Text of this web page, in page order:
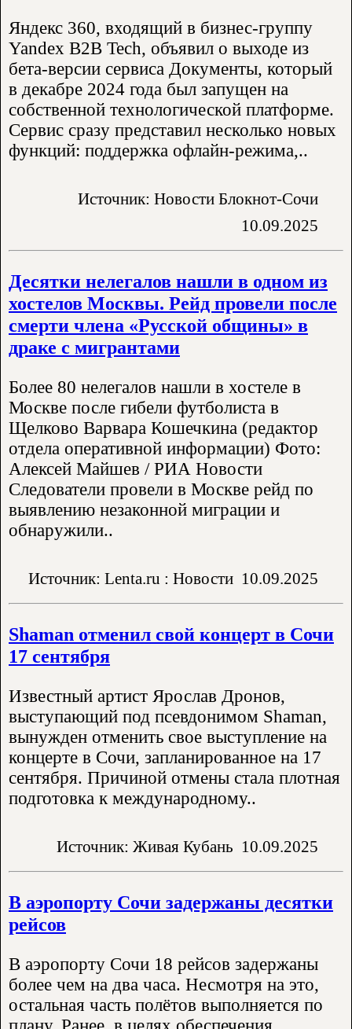
Яндекс 360, входящий в бизнес-группу
Yandex B2B Tech, объявил о выходе из
бета-версии сервиса Документы, который
в декабре 2024 года был запущен на
собственной технологической платформе.
Сервис сразу представил несколько новых
функций: поддержка офлайн-режима,..
Источник: Новости Блокнот-Сочи
10.09.2025
Десятки нелегалов нашли в одном из
хостелов Москвы. Рейд провели после
смерти члена «Русской общины» в
драке с мигрантами
Более 80 нелегалов нашли в хостеле в
Москве после гибели футболиста в
Щелково Варвара Кошечкина (редактор
отдела оперативной информации) Фото:
Алексей Майшев / РИА Новости
Следователи провели в Москве рейд по
выявлению незаконной миграции и
обнаружили..
Источник: Lenta.ru : Новости 10.09.2025
Shaman отменил свой концерт в Сочи
17 сентября
Известный артист Ярослав Дронов,
выступающий под псевдонимом Shaman,
вынужден отменить свое выступление на
концерте в Сочи, запланированное на 17
сентября. Причиной отмены стала плотная
подготовка к международному..
Источник: Живая Кубань 10.09.2025
В аэропорту Сочи задержаны десятки
рейсов
В аэропорту Сочи 18 рейсов задержаны
более чем на два часа. Несмотря на это,
остальная часть полётов выполняется по